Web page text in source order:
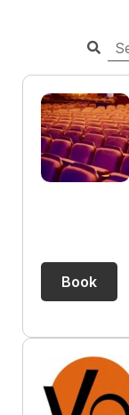
Book